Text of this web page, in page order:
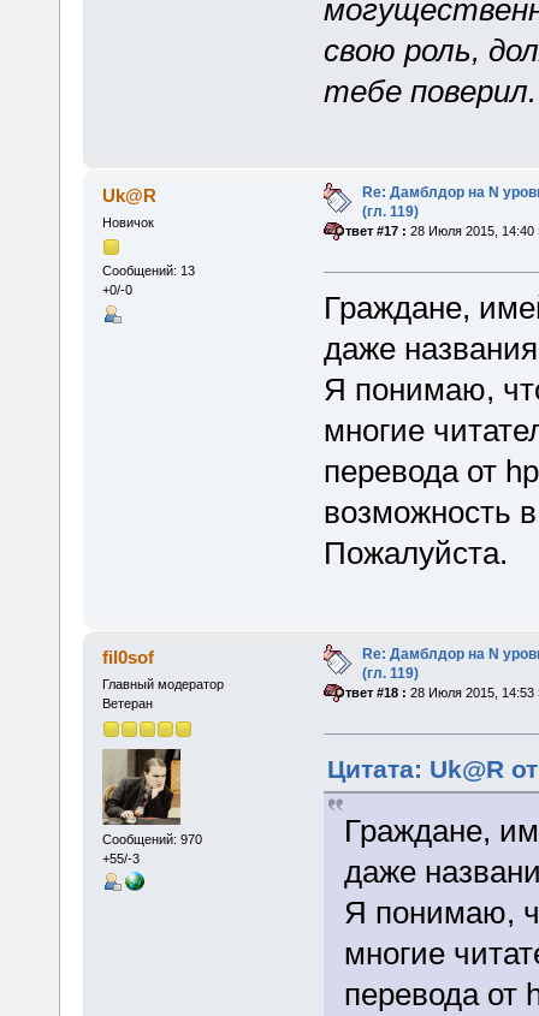
свою роль,
тебе поверил.
Uk@R
Новичок
Сообщений: 13
+0/-0
Re: Дамблдор на N
(гл. 119)
«Ответ #17 : 28 Июля 2015, 14:40
Граждане,
даже
Я понимаю,
многие
перевода от
возможность
Пожалуйста.
fil0sof
Главный модератор
Ветеран
Сообщений: 970
+55/-3
Re: Дамблдор на N
(гл. 119)
«Ответ #18 : 28 Июля 2015, 14:53
Цитата: Uk@R
Граждане,
даже
Я понимаю,
многие
перевода от